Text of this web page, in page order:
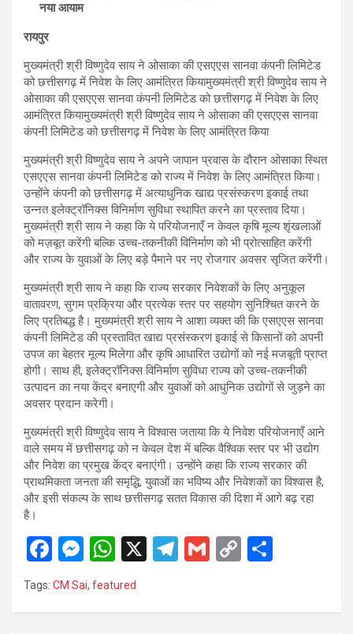
नया आयाम
रायपुर
मुख्यमंत्री श्री विष्णुदेव साय ने ओसाका की एसएएस सानवा कंपनी लिमिटेड
को छत्तीसगढ़ में निवेश के लिए आमंत्रित कियामुख्यमंत्री श्री विष्णुदेव साय ने
ओसाका की एसएएस सानवा कंपनी लिमिटेड को छत्तीसगढ़ में निवेश के लिए
आमंत्रित कियामुख्यमंत्री श्री विष्णुदेव साय ने ओसाका की एसएएस सानवा
कंपनी लिमिटेड को छत्तीसगढ़ में निवेश के लिए आमंत्रित किया
मुख्यमंत्री श्री विष्णुदेव साय ने अपने जापान प्रवास के दौरान ओसाका स्थित
एसएएस सानवा कंपनी लिमिटेड को राज्य में निवेश के लिए आमंत्रित किया।
उन्होंने कंपनी को छत्तीसगढ़ में अत्याधुनिक खाद्य प्रसंस्करण इकाई तथा
उन्नत इलेक्ट्रॉनिक्स विनिर्माण सुविधा स्थापित करने का प्रस्ताव दिया।
मुख्यमंत्री श्री साय ने कहा कि ये परियोजनाएँ न केवल कृषि मूल्य शृंखलाओं
को मज़बूत करेंगी बल्कि उच्च-तकनीकी विनिर्माण को भी प्रोत्साहित करेंगी
और राज्य के युवाओं के लिए बड़े पैमाने पर नए रोजगार अवसर सृजित करेंगी।
मुख्यमंत्री श्री साय ने कहा कि राज्य सरकार निवेशकों के लिए अनुकूल
वातावरण, सुगम प्रक्रिया और प्रत्येक स्तर पर सहयोग सुनिश्चित करने के
लिए प्रतिबद्ध है। मुख्यमंत्री श्री साय ने आशा व्यक्त की कि एसएएस सानवा
कंपनी लिमिटेड की प्रस्तावित खाद्य प्रसंस्करण इकाई से किसानों को अपनी
उपज का बेहतर मूल्य मिलेगा और कृषि आधारित उद्योगों को नई मजबूती प्राप्त
होगी। साथ ही, इलेक्ट्रॉनिक्स विनिर्माण सुविधा राज्य को उच्च-तकनीकी
उत्पादन का नया केंद्र बनाएगी और युवाओं को आधुनिक उद्योगों से जुड़ने का
अवसर प्रदान करेगी।
मुख्यमंत्री श्री विष्णुदेव साय ने विश्वास जताया कि ये निवेश परियोजनाएँ आने
वाले समय में छत्तीसगढ़ को न केवल देश में बल्कि वैश्विक स्तर पर भी उद्योग
और निवेश का प्रमुख केंद्र बनाएंगी। उन्होंने कहा कि राज्य सरकार की
प्राथमिकता जनता की समृद्धि, युवाओं का भविष्य और निवेशकों का विश्वास है,
और इसी संकल्प के साथ छत्तीसगढ़ सतत विकास की दिशा में आगे बढ़ रहा
है।
F
a
ce
M
es
se
W
at
X
T
G
C
Tags: CM Sai, featured